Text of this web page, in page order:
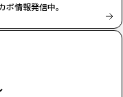
情報発信中。